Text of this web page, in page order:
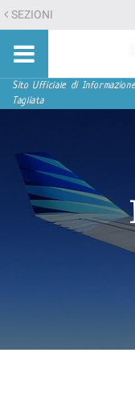
Salta
ai
contenuti.
Salta
alla
SEZIONI
Sezioni
Sito Ufficiale di
Tagliata
menu